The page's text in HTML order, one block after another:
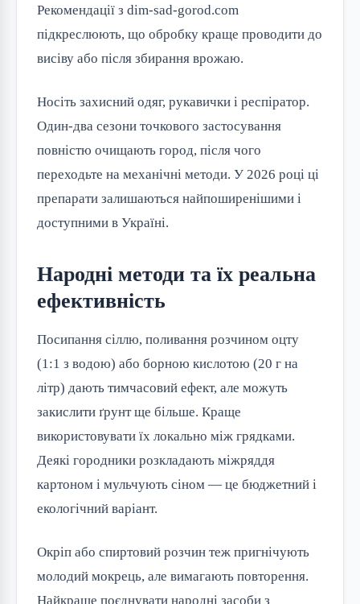
Рекомендації з dim-sad-gorod.com
підкреслюють, що обробку краще проводити до
висіву або після збирання врожаю.
Носіть захисний одяг, рукавички і респіратор.
Один-два сезони точкового застосування
повністю очищають город, після чого
переходьте на механічні методи. У 2026 році ці
препарати залишаються найпоширенішими і
доступними в Україні.
Народні методи та їх реальна
ефективність
Посипання сіллю, поливання розчином оцту
(1:1 з водою) або борною кислотою (20 г на
літр) дають тимчасовий ефект, але можуть
закислити ґрунт ще більше. Краще
використовувати їх локально між грядками.
Деякі городники розкладають міжряддя
картоном і мульчують сіном — це бюджетний і
екологічний варіант.
Окріп або спиртовий розчин теж пригнічують
молодий мокрець, але вимагають повторення.
Найкраще поєднувати народні засоби з